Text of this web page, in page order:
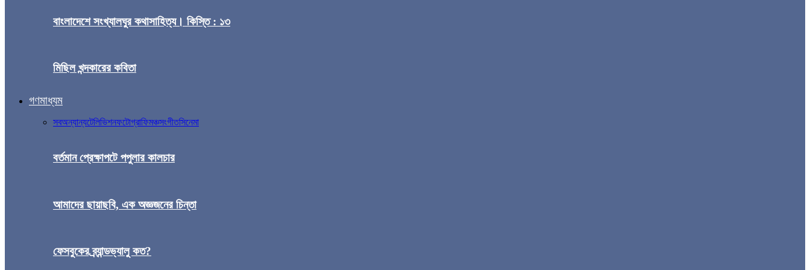
বাংলাদেশে সংখ্যালঘুর কথাসাহিত্য। কিস্তি : ১৩
মিছিল খন্দকারের কবিতা
গণমাধ্যম
সবঅন্যান্যটেলিভিশনফটোগ্রাফিমঞ্চসংগীতসিনেমা
বর্তমান প্রেক্ষাপটে পপুলার কালচার
আমাদের ছায়াছবি, এক অজ্ঞজনের চিন্তা
ফেসবুকের ব্র্যান্ডভ্যালু কত?